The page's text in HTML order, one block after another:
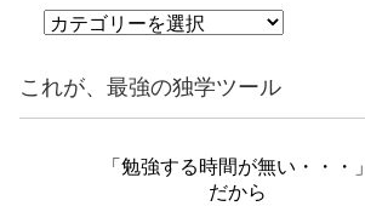
カ
リ
ー
これが、最強の独学ツール
「勉強する時間が無い・・・」
だから